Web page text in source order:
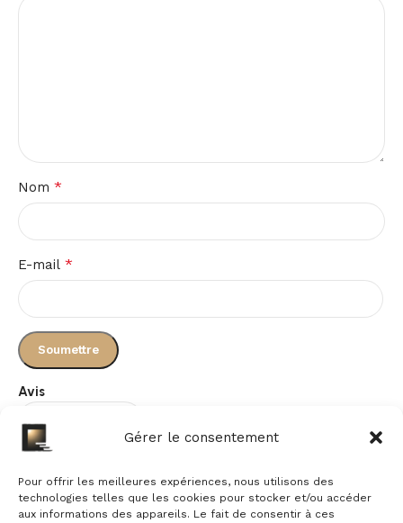
Gérer le consentement
Pour offrir les meilleures expériences, nous utilisons des
technologies telles que les cookies pour stocker et/ou accéder
aux informations des appareils. Le fait de consentir à ces
Avis
Nom *
E-mail *